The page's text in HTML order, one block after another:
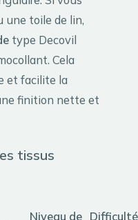
une toile de lin,
type Decovil
Cela
et facilite la
finition nette et
tissus
Niveau de